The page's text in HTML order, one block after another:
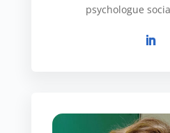
psychologue